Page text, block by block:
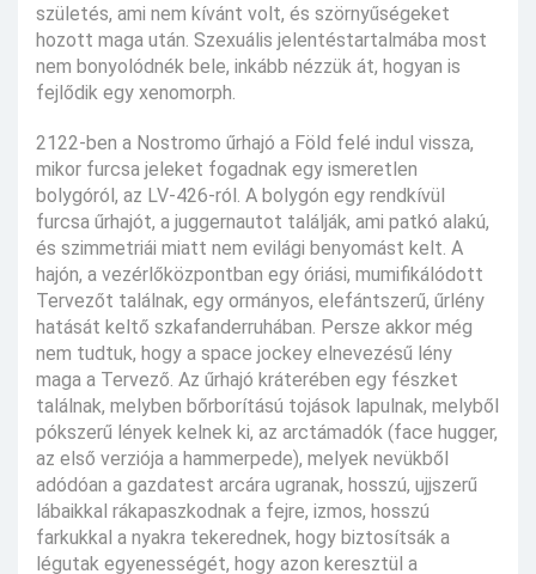
születés, ami nem kívánt volt, és szörnyűségeket
hozott maga után. Szexuális jelentéstartalmába most
nem bonyolódnék bele, inkább nézzük át, hogyan is
fejlődik egy xenomorph.
2122-ben a Nostromo űrhajó a Föld felé indul vissza,
mikor furcsa jeleket fogadnak egy ismeretlen
bolygóról, az LV-426-ról. A bolygón egy rendkívül
furcsa űrhajót, a juggernautot találják, ami patkó alakú,
és szimmetriái miatt nem evilági benyomást kelt. A
hajón, a vezérlőközpontban egy óriási, mumifikálódott
Tervezőt találnak, egy ormányos, elefántszerű, űrlény
hatását keltő szkafanderruhában. Persze akkor még
nem tudtuk, hogy a space jockey elnevezésű lény
maga a Tervező. Az űrhajó kráterében egy fészket
találnak, melyben bőrborítású tojások lapulnak, melyből
pókszerű lények kelnek ki, az arctámadók (face hugger,
az első verziója a hammerpede), melyek nevükből
adódóan a gazdatest arcára ugranak, hosszú, ujjszerű
lábaikkal rákapaszkodnak a fejre, izmos, hosszú
farkukkal a nyakra tekerednek, hogy biztosítsák a
légutak egyenességét, hogy azon keresztül a